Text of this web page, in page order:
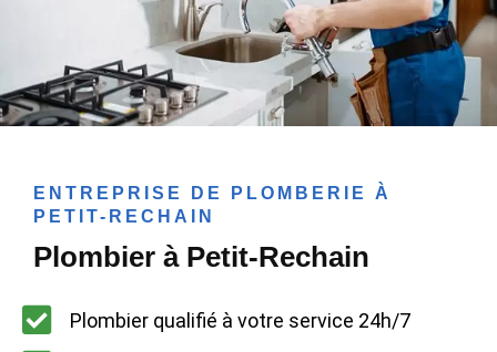
ENTREPRISE DE PLOMBERIE À
PETIT-RECHAIN
Plombier à Petit-Rechain
Plombier qualifié à votre service 24h/7